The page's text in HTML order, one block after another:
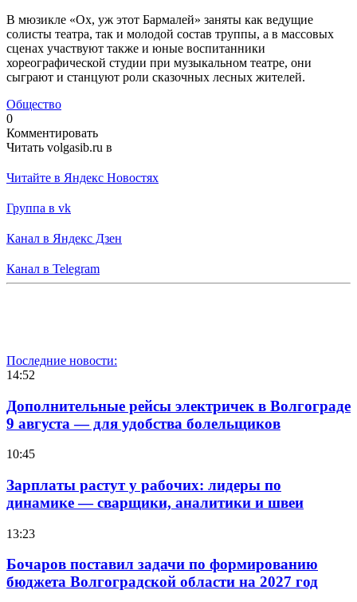
В мюзикле «Ох, уж этот Бармалей» заняты как ведущие
солисты театра, так и молодой состав труппы, а в массовых
сценах участвуют также и юные воспитанники
хореографической студии при музыкальном театре, они
сыграют и станцуют роли сказочных лесных жителей.
Общество
0
Комментировать
Читать volgasib.ru в
Читайте в Яндекс Новостях
Группа в vk
Канал в Яндекс Дзен
Канал в Telegram
Последние новости:
14:52
Дополнительные рейсы электричек в Волгограде
9 августа — для удобства болельщиков
10:45
Зарплаты растут у рабочих: лидеры по
динамике — сварщики, аналитики и швеи
13:23
Бочаров поставил задачи по формированию
бюджета Волгоградской области на 2027 год